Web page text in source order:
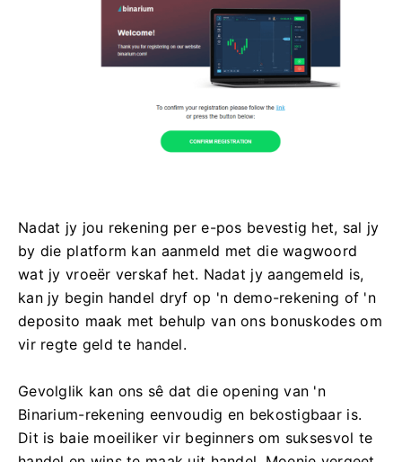
Nadat jy jou rekening per e-pos bevestig het, sal jy
by die platform kan aanmeld met die wagwoord
wat jy vroeër verskaf het. Nadat jy aangemeld is,
kan jy begin handel dryf op 'n demo-rekening of 'n
deposito maak met behulp van ons bonuskodes om
vir regte geld te handel.
Gevolglik kan ons sê dat die opening van 'n
Binarium-rekening eenvoudig en bekostigbaar is.
Dit is baie moeiliker vir beginners om suksesvol te